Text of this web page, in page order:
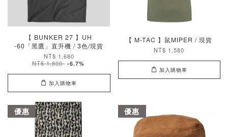
【 BUNKER 27 】UH
-60「黑鷹」直升機 / 3色/現貨
NT$ 1,680
NT$ 1,800 -6.7%
加入購物車
【 M-TAC 】鼠MIPER / 現貨
NT$ 1,580
加入購物車
優惠 優惠